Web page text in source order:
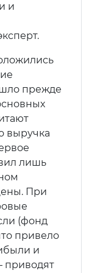
и
прежде
выручка
лишь
При
(фонд
привело
и
приводят